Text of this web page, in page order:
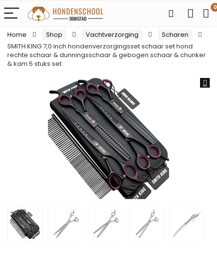
0
Home Shop Vachtverzorging
Scharen
SMITH KING 7,0 inch hondenverzorgingsset schaar set hond
rechte schaar & dunningsschaar & gebogen schaar & chunker
& kam 5 stuks set